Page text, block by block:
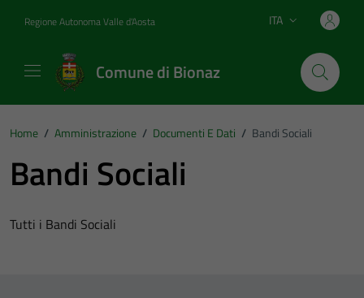
Regione Autonoma Valle d'Aosta Lingua attiva:
ITA
Comune di Bionaz
Home / Amministrazione / Documenti E Dati / Bandi Sociali
Bandi Sociali
Tutti i Bandi Sociali